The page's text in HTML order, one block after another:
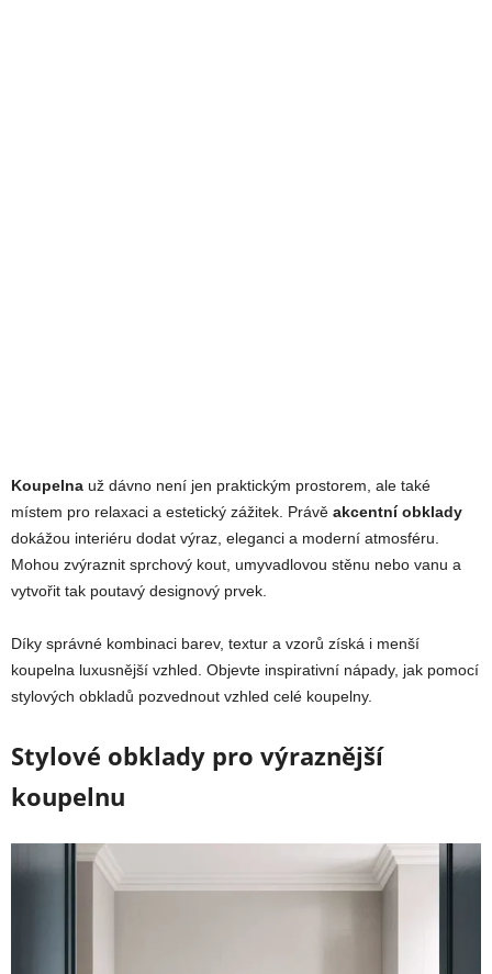
Koupelna už dávno není jen praktickým prostorem, ale také
místem pro relaxaci a estetický zážitek. Právě akcentní obklady
dokážou interiéru dodat výraz, eleganci a moderní atmosféru.
Mohou zvýraznit sprchový kout, umyvadlovou stěnu nebo vanu a
vytvořit tak poutavý designový prvek.
Díky správné kombinaci barev, textur a vzorů získá i menší
koupelna luxusnější vzhled. Objevte inspirativní nápady, jak pomocí
stylových obkladů pozvednout vzhled celé koupelny.
Stylové obklady pro výraznější
koupelnu